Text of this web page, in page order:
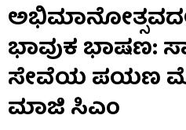
ಭಾವುಕ ಭಾಷಣ:
ಸೇವೆಯ ಪಯಣ
ಮಾಜಿ ಸಿಎಂ